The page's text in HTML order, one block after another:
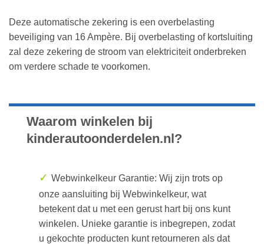
Deze automatische zekering is een overbelasting
beveiliging van 16 Ampère. Bij overbelasting of kortsluiting
zal deze zekering de stroom van elektriciteit onderbreken
om verdere schade te voorkomen.
Waarom winkelen bij
kinderautoonderdelen.nl?
✓ Webwinkelkeur Garantie: Wij zijn trots op
onze aansluiting bij Webwinkelkeur, wat
betekent dat u met een gerust hart bij ons kunt
winkelen. Unieke garantie is inbegrepen, zodat
u gekochte producten kunt retourneren als dat